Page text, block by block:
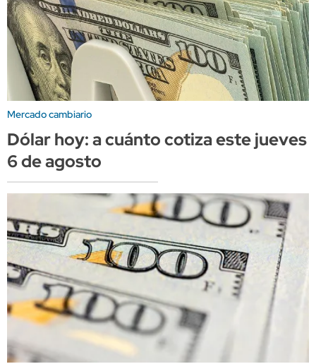
Mercado cambiario
Dólar hoy: a cuánto cotiza este jueves
6 de agosto